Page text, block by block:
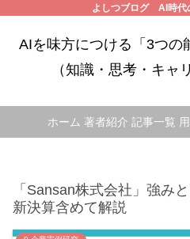
よしつブログ AI時代
AIを味方につける「3つの
（知識・思考・キャ
ホーム 著者紹介 記事一覧
「Sansan株式会社」強み
新決算含めて解説